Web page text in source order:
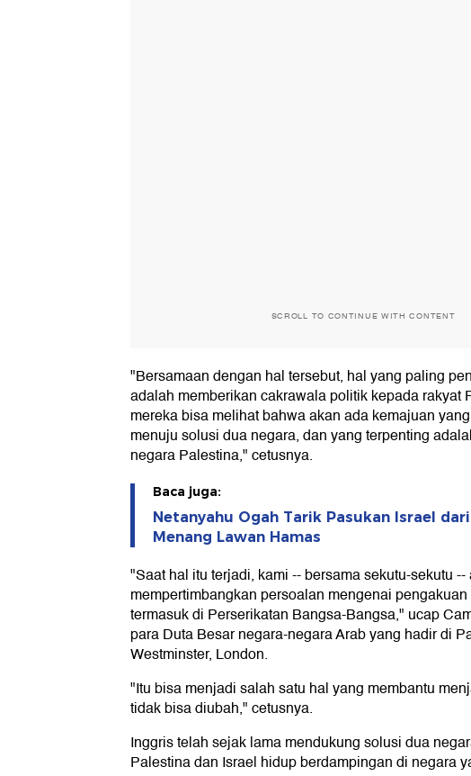
SCROLL TO CONTINUE WITH CONTENT
"Bersamaan dengan hal tersebut, hal yang paling
adalah memberikan cakrawala politik kepada rakyat
mereka bisa melihat bahwa akan ada kemajuan
menuju solusi dua negara, dan yang terpenting
negara Palestina," cetusnya.
Baca juga:
Netanyahu Ogah Tarik Pasukan Israel
Menang Lawan Hamas
"Saat hal itu terjadi, kami -- bersama sekutu-sekutu --
mempertimbangkan persoalan mengenai
termasuk di Perserikatan Bangsa-Bangsa," ucap
para Duta Besar negara-negara Arab yang hadir di
Westminster, London.
"Itu bisa menjadi salah satu hal yang membantu
tidak bisa diubah," cetusnya.
Inggris telah sejak lama mendukung solusi dua
Palestina dan Israel hidup berdampingan di negara